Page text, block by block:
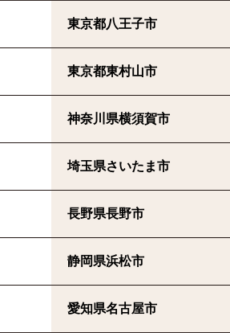
東京都八王子市
東京都東村山市
神奈川県横須賀市
埼玉県さいたま市
長野県長野市
静岡県浜松市
愛知県名古屋市